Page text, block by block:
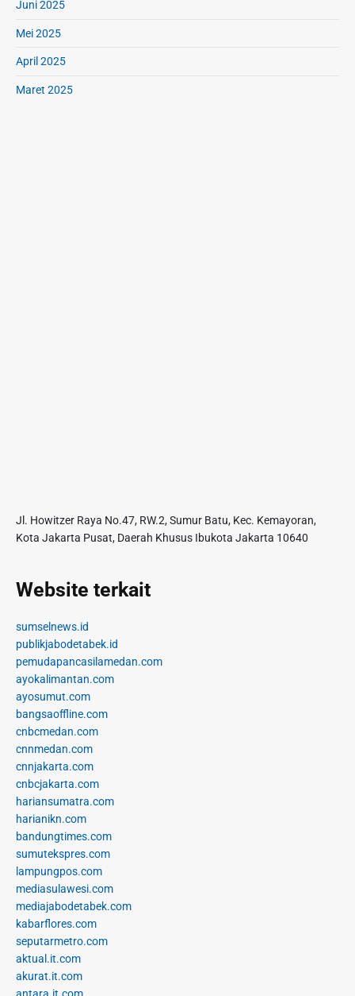
Juni 2025
Mei 2025
April 2025
Maret 2025
Jl. Howitzer Raya No.47, RW.2, Sumur Batu, Kec. Kemayoran,
Kota Jakarta Pusat, Daerah Khusus Ibukota Jakarta 10640
Website terkait
sumselnews.id
publikjabodetabek.id
pemudapancasilamedan.com
ayokalimantan.com
ayosumut.com
bangsaoffline.com
cnbcmedan.com
cnnmedan.com
cnnjakarta.com
cnbcjakarta.com
hariansumatra.com
harianikn.com
bandungtimes.com
sumutekspres.com
lampungpos.com
mediasulawesi.com
mediajabodetabek.com
kabarflores.com
seputarmetro.com
aktual.it.com
akurat.it.com